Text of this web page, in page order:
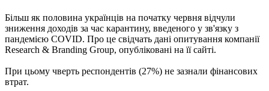
Більш як половина українців на початку червня відчули
зниження доходів за час карантину, введеного у зв'язку з
пандемією COVID. Про це свідчать дані опитування компанії
Research & Branding Group, опубліковані на її сайті.
При цьому чверть респондентів (27%) не зазнали фінансових
втрат.